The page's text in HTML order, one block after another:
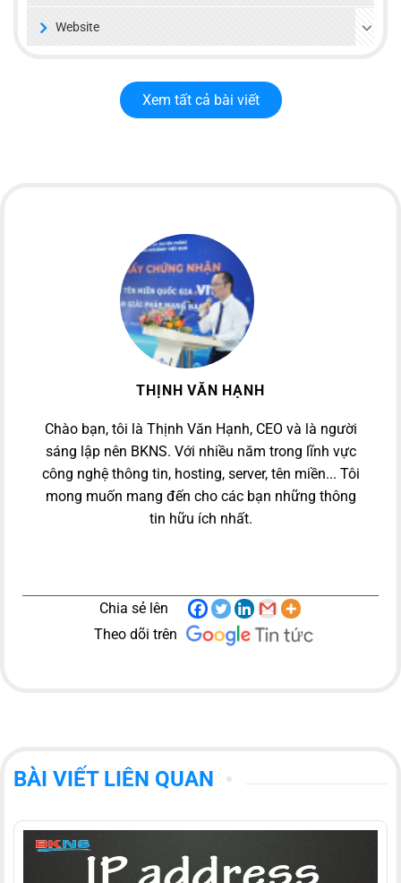
Website
Xem tất cả bài viết
THỊNH VĂN HẠNH
Chào bạn, tôi là Thịnh Văn Hạnh, CEO và là người
sáng lập nên BKNS. Với nhiều năm trong lĩnh vực
công nghệ thông tin, hosting, server, tên miền... Tôi
mong muốn mang đến cho các bạn những thông
tin hữu ích nhất.
Chia sẻ lên
Theo dõi trên
BÀI VIẾT LIÊN QUAN